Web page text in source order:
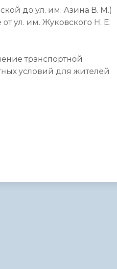
до ул. им. Азина В. М.)
ул. им. Жуковского Н. Е.
транспортной
условий для жителей